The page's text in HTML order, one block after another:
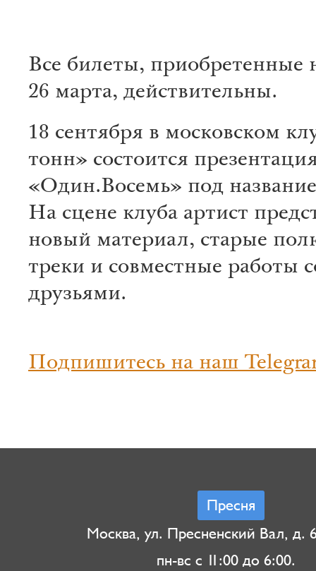
Все билеты, приобретенные
26 марта, действительны.
18 сентября в московском
тонн» состоится
«Один.Восемь» под
На сцене клуба артист
новый материал, старые
треки и совместные работы
друзьями.
Подпишитесь на наш
Пресня
Москва, ул. Пресненский Вал, д.
пн-вс с 11:00 до 6:00.